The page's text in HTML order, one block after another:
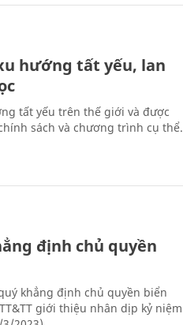
hướng tất yếu, lan
tất yếu trên thế giới và được
sách và chương trình cụ thể.
định chủ quyền
khẳng định chủ quyền biển
giới thiệu nhân dịp kỷ niệm